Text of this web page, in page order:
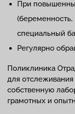
При
(беременность,
специальный
Регулярно
Поликлиника
для отслеживания
собственную
грамотных и